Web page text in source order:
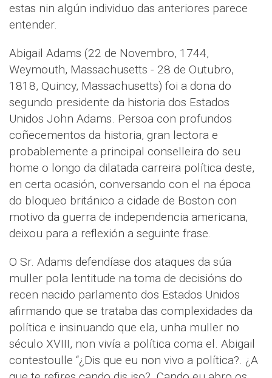
estas nin algún individuo das anteriores parece
entender.
Abigail Adams (22 de Novembro, 1744,
Weymouth, Massachusetts - 28 de Outubro,
1818, Quincy, Massachusetts) foi a dona do
segundo presidente da historia dos Estados
Unidos John Adams. Persoa con profundos
coñecementos da historia, gran lectora e
probablemente a principal conselleira do seu
home o longo da dilatada carreira política deste,
en certa ocasión, conversando con el na época
do bloqueo británico a cidade de Boston con
motivo da guerra de independencia americana,
deixou para a reflexión a seguinte frase.
O Sr. Adams defendíase dos ataques da súa
muller pola lentitude na toma de decisións do
recen nacido parlamento dos Estados Unidos
afirmando que se trataba das complexidades da
política e insinuando que ela, unha muller no
século XVIII, non vivía a política coma el. Abigail
contestoulle “¿Dis que eu non vivo a política?. ¿A